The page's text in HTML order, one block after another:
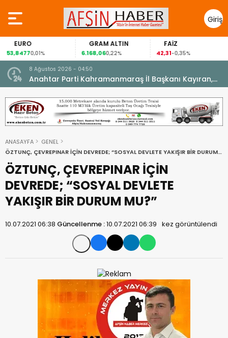
Giriş
Yap
EURO
53,84770,01%
GRAM ALTIN
6.168,060,22%
FAİZ
42,31-0,35%
8 Ağustos 2026 - 04:50
Anahtar Parti Kahramanmaraş İl Başkanı Kayıran,
Afşin Teşkilatı ile buluştu.
ANASAYFA
GENEL
ÖZTUNÇ, ÇEVREPINAR İÇİN DEVREDE; “SOSYAL DEVLETE YAKIŞIR BİR DURUM
MU?”
ÖZTUNÇ, ÇEVREPINAR İÇİN
DEVREDE; “SOSYAL DEVLETE
YAKIŞIR BİR DURUM MU?”
10.07.2021 06:38 Güncellenme :10.07.2021 06:39 kez görüntülendi